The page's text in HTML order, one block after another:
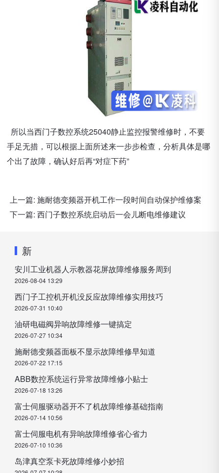
所以当西门子数控系统25040静止监控报警维修时，不要
手足无措，可以根据上面所述来一步步检查，分析具体是哪
个出了故障，确认好后再“对症下药”
上一篇: 施耐德变频器开机工作一段时间自动保护维修案
下一篇: 西门子数控系统启动后一会儿断电维修建议
新
安川工业机器人示教器花屏故障维修服务周到
2026-08-04 13:29
西门子工控机开机没反应故障维修实用技巧
2026-07-31 10:40
油研电磁阀异响故障维修一键搞定
2026-07-27 10:34
施耐德变频器面板不显示故障维修早知道
2026-07-22 17:15
ABB数控系统运行异常故障维修小贴士
2026-07-18 13:26
富士伺服驱动器开不了机故障维修基础指南
2026-07-14 10:56
富士伺服电机有异响故障维修省心省力
2026-07-10 10:36
岛津真空泵卡死故障维修小妙招